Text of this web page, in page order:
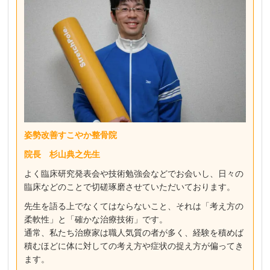
姿勢改善すこやか整骨院
院長 杉山典之先生
よく臨床研究発表会や技術勉強会などでお会いし、日々の
臨床などのことで切磋琢磨させていただいております。
先生を語る上でなくてはならないこと、それは「考え方の
柔軟性」と「確かな治療技術」です。
通常、私たち治療家は職人気質の者が多く、経験を積めば
積むほどに体に対しての考え方や症状の捉え方が偏ってき
ます。